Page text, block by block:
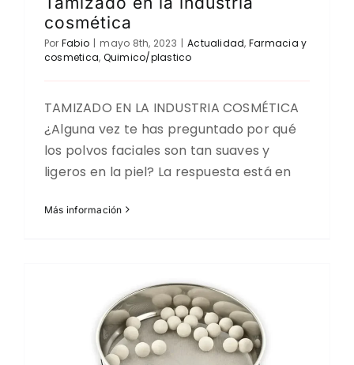
DESCARGAS
cosmética
Por Fabio | mayo 8th, 2023 | Actualidad, Farmacia y
cosmetica, Quimico/plastico
TAMIZADO EN LA INDUSTRIA COSMÉTICA
¿Alguna vez te has preguntado por qué
los polvos faciales son tan suaves y
ligeros en la piel? La respuesta está en
Más información